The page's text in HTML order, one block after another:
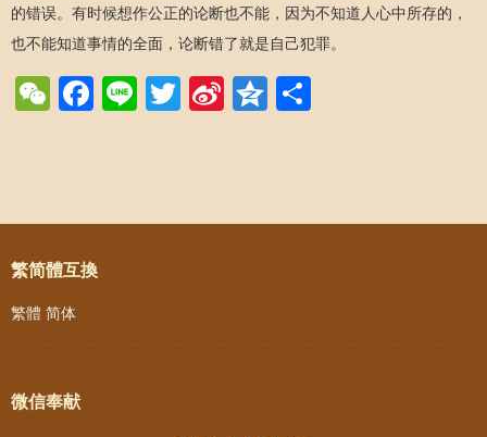
的错误。有时候想作公正的论断也不能，因为不知道人心中所存的，
也不能知道事情的全面，论断错了就是自己犯罪。
WeChat
Facebook
LineTwitter
SinaQzone
Post navigation
繁简體互換
繁體 简体
微信奉献